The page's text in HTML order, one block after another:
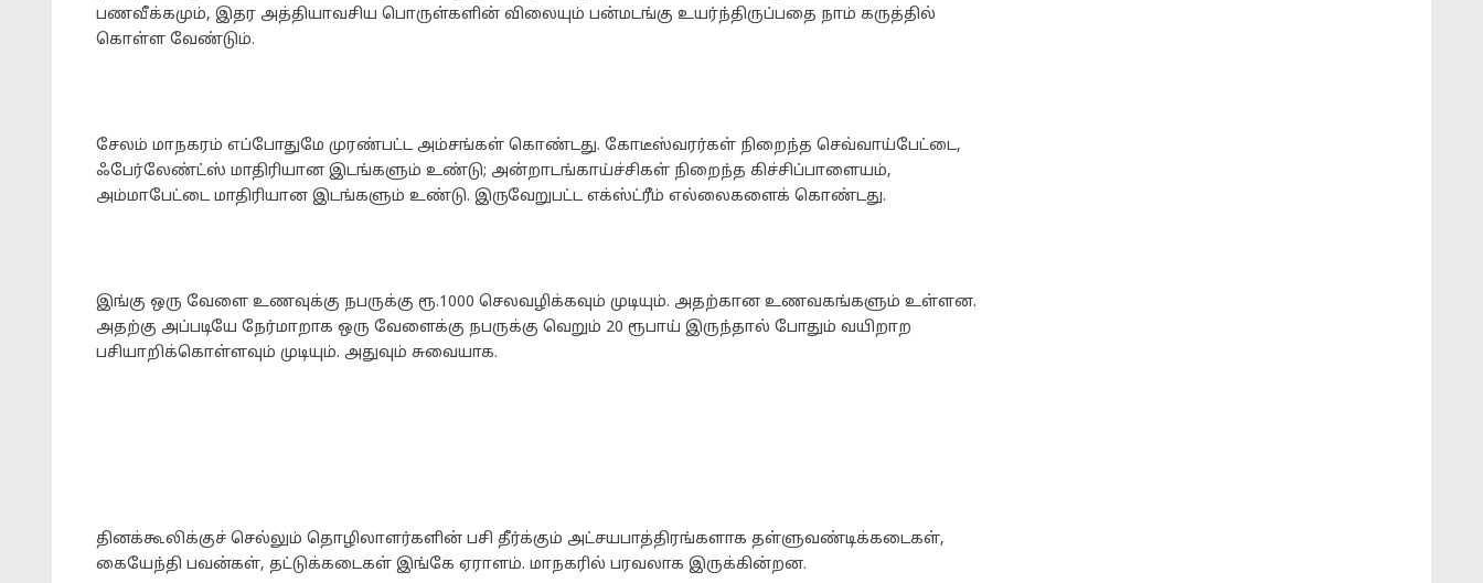
பணவீக்கமும், இதர அத்தியாவசிய பொருள்களின் விலையும் பன்மடங்கு உயர்ந்திருப்பதை நாம் கருத்தில்
கொள்ள வேண்டும்.
சேலம் மாநகரம் எப்போதுமே முரண்பட்ட அம்சங்கள் கொண்டது. கோடீஸ்வரர்கள் நிறைந்த செவ்வாய்பேட்டை,
ஃபேர்லேண்ட்ஸ் மாதிரியான இடங்களும் உண்டு; அன்றாடங்காய்ச்சிகள் நிறைந்த கிச்சிப்பாளையம்,
அம்மாபேட்டை மாதிரியான இடங்களும் உண்டு. இருவேறுபட்ட எக்ஸ்ட்ரீம் எல்லைகளைக் கொண்டது.
இங்கு ஒரு வேளை உணவுக்கு நபருக்கு ரூ.1000 செலவழிக்கவும் முடியும். அதற்கான உணவகங்களும் உள்ளன.
அதற்கு அப்படியே நேர்மாறாக ஒரு வேளைக்கு நபருக்கு வெறும் 20 ரூபாய் இருந்தால் போதும் வயிறாற
பசியாறிக்கொள்ளவும் முடியும். அதுவும் சுவையாக.
தினக்கூலிக்குச் செல்லும் தொழிலாளர்களின் பசி தீர்க்கும் அட்சயபாத்திரங்களாக தள்ளுவண்டிக்கடைகள்,
கையேந்தி பவன்கள், தட்டுக்கடைகள் இங்கே ஏராளம். மாநகரில் பரவலாக இருக்கின்றன.